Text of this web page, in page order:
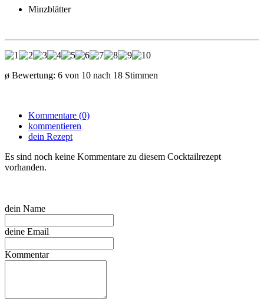
Minzblätter
ø Bewertung: 6 von 10 nach 18 Stimmen
Kommentare (0)
kommentieren
dein Rezept
Es sind noch keine Kommentare zu diesem Cocktailrezept
vorhanden.
dein Name
deine Email
Kommentar